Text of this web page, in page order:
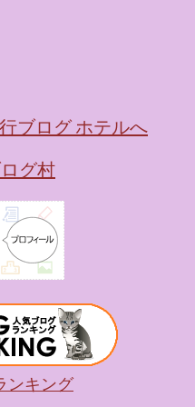
グ村
ンキング